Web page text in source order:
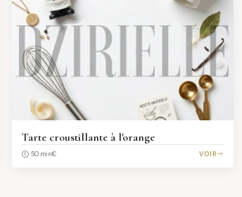
Tarte croustillante à l'orange
50 min€ VOIR